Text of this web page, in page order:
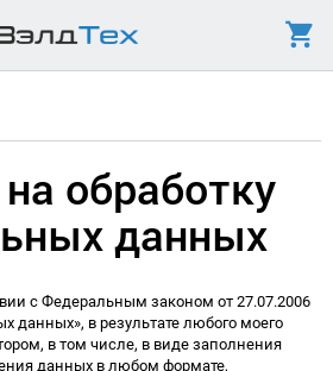
обработку
данных
с Федеральным законом от 27.07.2006
данных», в результате любого моего
в том числе, в виде заполнения
данных в любом формате,